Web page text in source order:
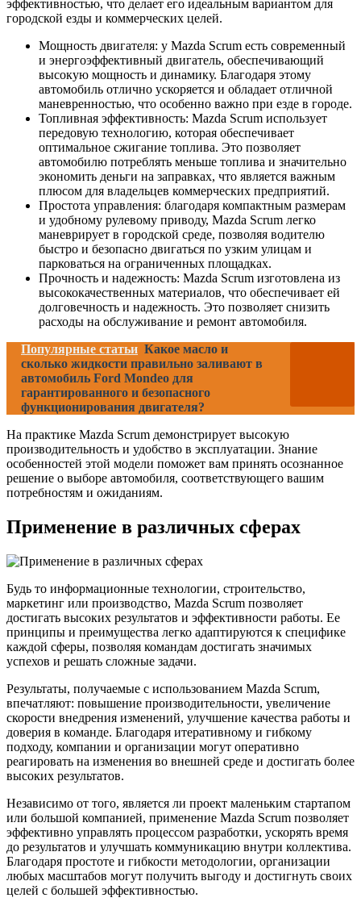
эффективностью, что делает его идеальным вариантом для
городской езды и коммерческих целей.
Мощность двигателя: у Mazda Scrum есть современный
и энергоэффективный двигатель, обеспечивающий
высокую мощность и динамику. Благодаря этому
автомобиль отлично ускоряется и обладает отличной
маневренностью, что особенно важно при езде в городе.
Топливная эффективность: Mazda Scrum использует
передовую технологию, которая обеспечивает
оптимальное сжигание топлива. Это позволяет
автомобилю потреблять меньше топлива и значительно
экономить деньги на заправках, что является важным
плюсом для владельцев коммерческих предприятий.
Простота управления: благодаря компактным размерам
и удобному рулевому приводу, Mazda Scrum легко
маневрирует в городской среде, позволяя водителю
быстро и безопасно двигаться по узким улицам и
парковаться на ограниченных площадках.
Прочность и надежность: Mazda Scrum изготовлена из
высококачественных материалов, что обеспечивает ей
долговечность и надежность. Это позволяет снизить
расходы на обслуживание и ремонт автомобиля.
Популярные статьи Какое масло и
сколько жидкости правильно заливают в
автомобиль Ford Mondeo для
гарантированного и безопасного
функционирования двигателя?
На практике Mazda Scrum демонстрирует высокую
производительность и удобство в эксплуатации. Знание
особенностей этой модели поможет вам принять осознанное
решение о выборе автомобиля, соответствующего вашим
потребностям и ожиданиям.
Применение в различных сферах
Будь то информационные технологии, строительство,
маркетинг или производство, Mazda Scrum позволяет
достигать высоких результатов и эффективности работы. Ее
принципы и преимущества легко адаптируются к специфике
каждой сферы, позволяя командам достигать значимых
успехов и решать сложные задачи.
Результаты, получаемые с использованием Mazda Scrum,
впечатляют: повышение производительности, увеличение
скорости внедрения изменений, улучшение качества работы и
доверия в команде. Благодаря итеративному и гибкому
подходу, компании и организации могут оперативно
реагировать на изменения во внешней среде и достигать более
высоких результатов.
Независимо от того, является ли проект маленьким стартапом
или большой компанией, применение Mazda Scrum позволяет
эффективно управлять процессом разработки, ускорять время
до результатов и улучшать коммуникацию внутри коллектива.
Благодаря простоте и гибкости методологии, организации
любых масштабов могут получить выгоду и достигнуть своих
целей с большей эффективностью.